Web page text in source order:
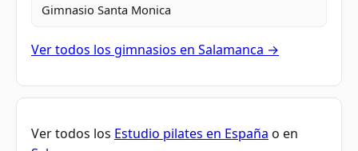
Gimnasio Santa Monica
Ver todos los gimnasios en Salamanca →
Ver todos los Estudio pilates en España o en